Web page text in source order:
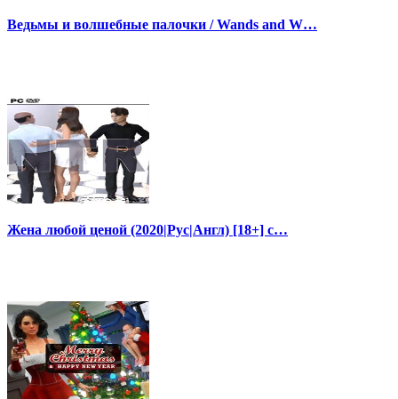
Ведьмы и волшебные палочки / Wands and W…
Жена любой ценой (2020|Рус|Англ) [18+] с…